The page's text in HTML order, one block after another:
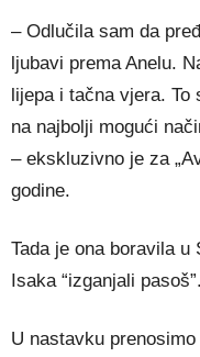
– Odlučila sam da
ljubavi prema Anelu.
lijepa i tačna vjera. To
na najbolji mogući
– ekskluzivno je za
godine.
Tada je ona boravila
Isaka “izganjali pasoš”.
U nastavku